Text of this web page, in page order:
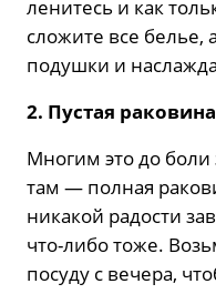
ленитесь и как
сложите все белье,
подушки и
2. Пустая
Многим это до боли
там — полная
никакой радости
что-либо тоже.
посуду с вечера,